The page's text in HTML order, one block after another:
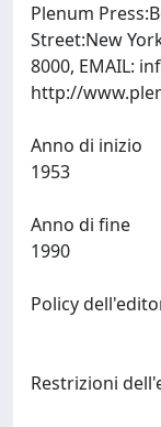
Plenum
Street:New
8000, EMAIL:
Anno di inizio
Anno di fine
Policy
Restrizioni